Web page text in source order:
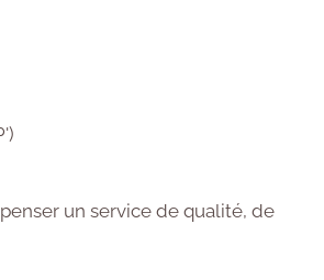
un service de qualité, de